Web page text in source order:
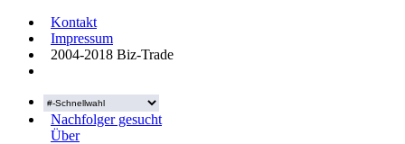
Kontakt
Impressum
2004-2018 Biz-Trade
Nachfolger gesucht
Über